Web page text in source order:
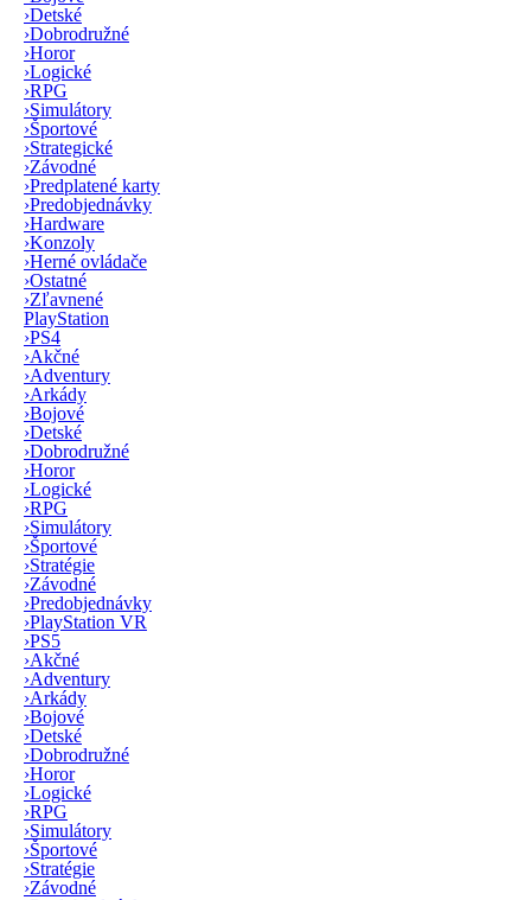
›Detské
›Dobrodružné
›Horor
›Logické
›RPG
›Simulátory
›Športové
›Strategické
›Závodné
›Predplatené karty
›Predobjednávky
›Hardware
›Konzoly
›Herné ovládače
›Ostatné
›Zľavnené
PlayStation
›PS4
›Akčné
›Adventury
›Arkády
›Bojové
›Detské
›Dobrodružné
›Horor
›Logické
›RPG
›Simulátory
›Športové
›Stratégie
›Závodné
›Predobjednávky
›PlayStation VR
›PS5
›Akčné
›Adventury
›Arkády
›Bojové
›Detské
›Dobrodružné
›Horor
›Logické
›RPG
›Simulátory
›Športové
›Stratégie
›Závodné